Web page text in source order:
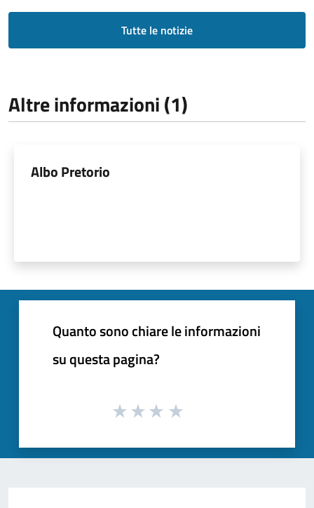
Tutte le notizie
Altre informazioni (1)
Albo Pretorio
Quanto sono chiare le informazioni
su questa pagina?